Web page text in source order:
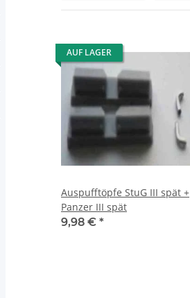
AUF LAGER
Auspufftöpfe StuG III spät +
Panzer III spät
9,98 € *